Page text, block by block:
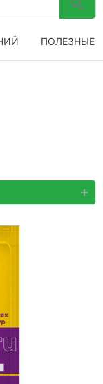
ПОЛЕЗНЫЕ